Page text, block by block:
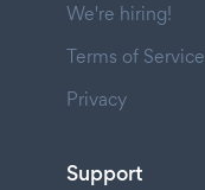
We're hiring!
Terms of Service
Privacy
Support